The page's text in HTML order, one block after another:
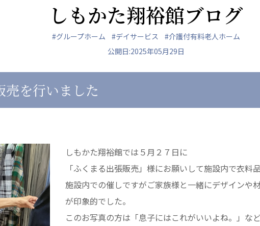
爽やかな風九州
七星
アコミュニティ
医療法人 共生会
複合ケアセンターまつぞの
医療法人社団 鴻愛
しもかた翔裕館ブログ
#グループホーム #デイサービス
#介護付有料老人ホーム
公開日:2025年05月29日
を行いました
しもかた翔裕館では５月２７日に
「ふくまる出張販売」様にお願いして施設内で衣料
施設内での催しですがご家族様と一緒にデザインや
が印象的でした。
このお写真の方は「息子にはこれがいいよね。」な